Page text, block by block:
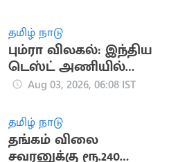
தமிழ் நாடு
பும்ரா விலகல்: இந்திய
டெஸ்ட் அணியில்
ஆகிப் நபிக்கு வாய்ப்பு
Aug 03, 2026, 06:08 IST
தமிழ் நாடு
தங்கம் விலை
சவரனுக்கு ரூ.240